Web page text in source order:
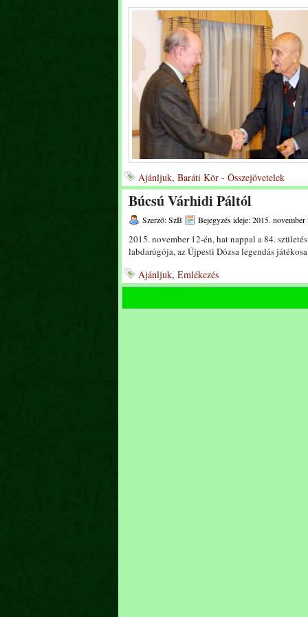
Ajánljuk, Baráti Kör - Összejövetelek
Búcsú Várhidi Páltól
Szerző: SzB Bejegyzés ideje: 2015. november
2015. november 12-én, hat nappal a 84.
labdarúgója, az Újpesti Dózsa legendás
Ajánljuk, Emlékezés